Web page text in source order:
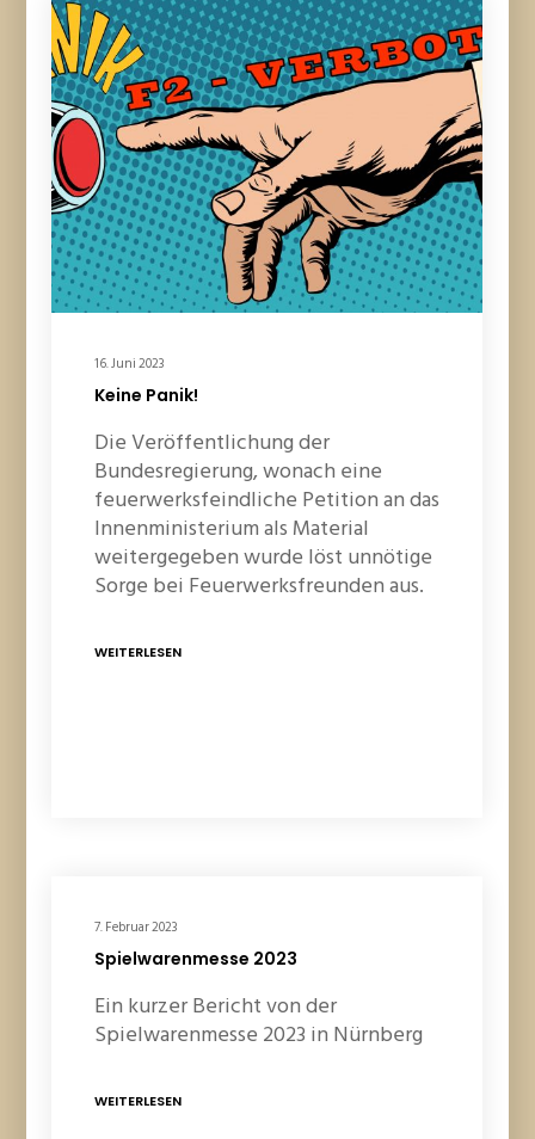
16. Juni 2023
Keine Panik!
Die Veröffentlichung der
Bundesregierung, wonach eine
feuerwerksfeindliche Petition an das
Innenministerium als Material
weitergegeben wurde löst unnötige
Sorge bei Feuerwerksfreunden aus.
WEITERLESEN
7. Februar 2023
Spielwarenmesse 2023
Ein kurzer Bericht von der
Spielwarenmesse 2023 in Nürnberg
WEITERLESEN